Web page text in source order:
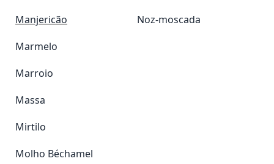
Manjericão
Marmelo
Marroio
Massa
Mirtilo
Molho Béchamel
Noz-moscada